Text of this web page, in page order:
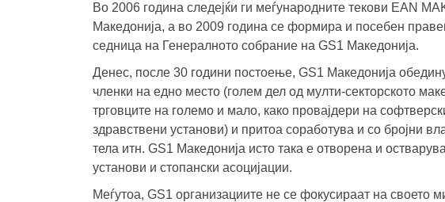
Во 2006 година следејќи ги меѓународните текови EAN
Македонија, а во 2009 година се формира и посебен
седница на Генералното собрание на GS1 Македонија.
Денес, после 30 години постоење, GS1 Македонија
членки на едно место (голем дел од мулти-секторското
трговците на големо и мало, како провајдери на
здравствени установи) и притоа соработува и со бројни
тела итн. GS1 Македонија исто така е отворена и
установи и стопански асоцијации.
Меѓутоа, GS1 организациите не се фокусираат на своето